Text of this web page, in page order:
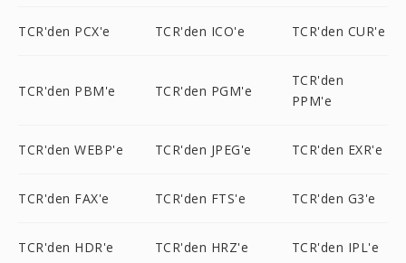
TCR'den PCX'e TCR'den ICO'e TCR'den CUR'e
TCR'den PBM'e TCR'den PGM'e
TCR'den
PPM'e
TCR'den WEBP'e TCR'den JPEG'e TCR'den EXR'e
TCR'den FAX'e TCR'den FTS'e TCR'den G3'e
TCR'den HDR'e TCR'den HRZ'e TCR'den IPL'e